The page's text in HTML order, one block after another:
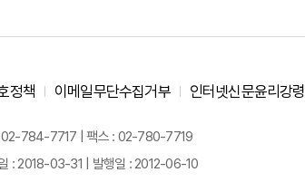
정책 이메일무단수집거부 인터넷신문윤리강령
: 02-784-7717 | 팩스 : 02-780-7719
: 2018-03-31 | 발행일 : 2012-06-10